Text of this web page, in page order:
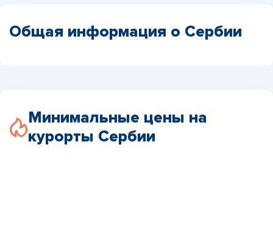
Общая информация о Сербии
Минимальные цены на
курорты Сербии